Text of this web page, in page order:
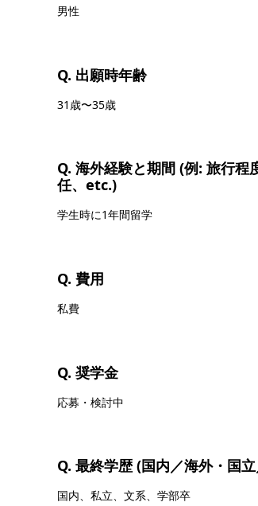
男性
Q. 出願時年齢
31歳〜35歳
Q. 海外経験と期間 (例: 旅行
任、etc.)
学生時に1年間留学
Q. 費用
私費
Q. 奨学金
応募・検討中
Q. 最終学歴 (国内／海外・国
国内、私立、文系、学部卒